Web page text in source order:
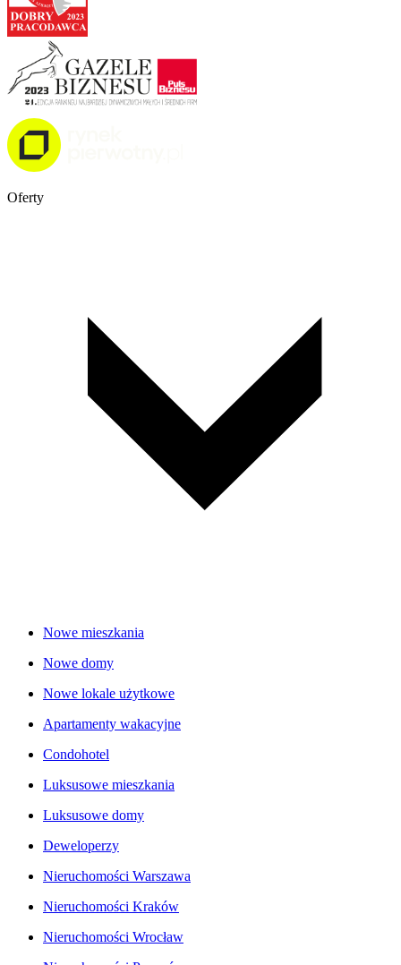
Oferty
Nowe mieszkania
Nowe domy
Nowe lokale użytkowe
Apartamenty wakacyjne
Condohotel
Luksusowe mieszkania
Luksusowe domy
Deweloperzy
Nieruchomości Warszawa
Nieruchomości Kraków
Nieruchomości Wrocław